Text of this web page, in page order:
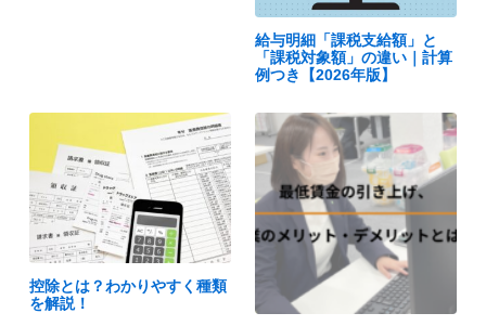
給与明細「課税支給額」と
「課税対象額」の違い｜計算
例つき【2026年版】
控除とは？わかりやすく種類
を解説！